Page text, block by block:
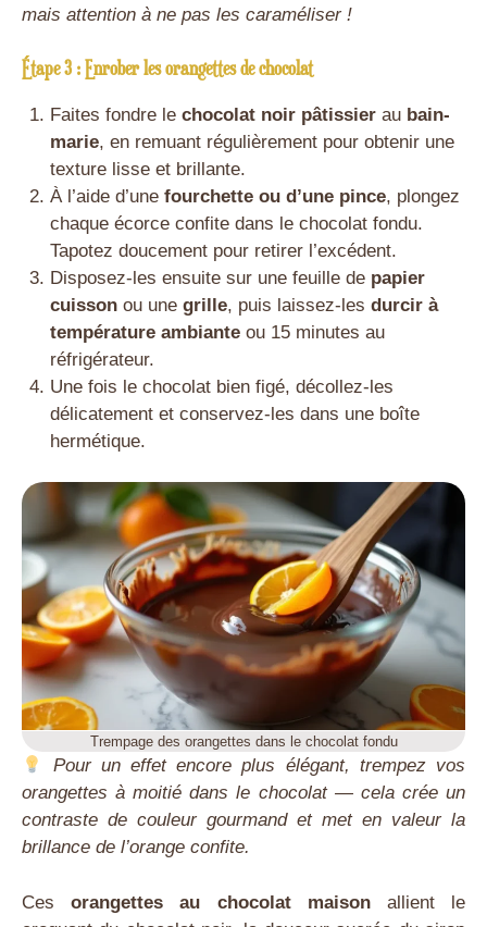
mais attention à ne pas les caraméliser !
Étape 3 : Enrober les orangettes de chocolat
Faites fondre le chocolat noir pâtissierau bain-
marie, en remuant régulièrement pour obtenir une
texture lisse et brillante.
À l’aide d’une fourchette ou d’une pince, plongez
chaque écorce confite dans le chocolat fondu.
Tapotez doucement pour retirer l’excédent.
Disposez-les ensuite sur une feuille de papier
cuissonou une grille, puis laissez-les durcir à
température ambianteou 15 minutes au
réfrigérateur.
Une fois le chocolat bien figé, décollez-les
délicatement et conservez-les dans une boîte
hermétique.
Trempage des orangettes dans le chocolat fondu
Pour un effet encore plus élégant, trempez vos
orangettes à moitié dans le chocolat — cela crée un
contraste de couleur gourmand et met en valeur la
brillance de l’orange confite.
Cesorangettes au chocolat maisonallient le